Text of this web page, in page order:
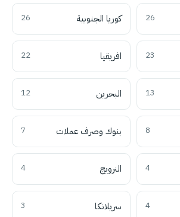
26 كوريا الجنوبية 26
23 افريقيا 22
13 البحرين 12
8 بنوك وصرف عملات 7
4 النرويج 4
4 سريلانكا 3